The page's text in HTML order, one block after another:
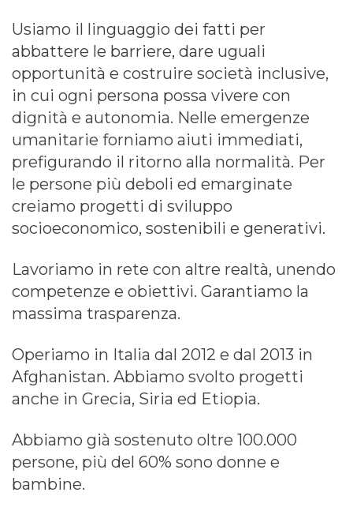
Usiamo il linguaggio dei fatti per
abbattere le barriere, dare uguali
opportunità e costruire società inclusive,
in cui ogni persona possa vivere con
dignità e autonomia. Nelle emergenze
umanitarie forniamo aiuti immediati,
prefigurando il ritorno alla normalità. Per
le persone più deboli ed emarginate
creiamo progetti di sviluppo
socioeconomico, sostenibili e generativi.
Lavoriamo in rete con altre realtà, unendo
competenze e obiettivi. Garantiamo la
massima trasparenza.
Operiamo in Italia dal 2012 e dal 2013 in
Afghanistan. Abbiamo svolto progetti
anche in Grecia, Siria ed Etiopia.
Abbiamo già sostenuto oltre 100.000
persone, più del 60% sono donne e
bambine.